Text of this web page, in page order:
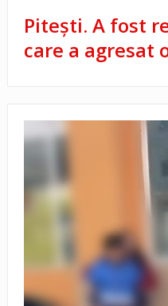
Pitești. A fost
care a agresat